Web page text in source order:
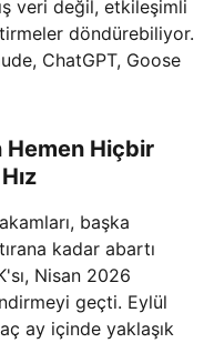
veri değil, etkileşimli
döndürebiliyor.
ChatGPT, Goose
Hemen Hiçbir
başka
kadar abartı
Nisan 2026
geçti. Eylül
ay içinde yaklaşık